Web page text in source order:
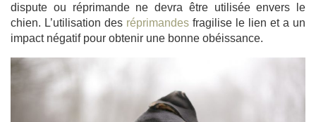
dispute ou réprimande ne devra être utilisée envers le
chien. L’utilisation des réprimandes fragilise le lien et a un
impact négatif pour obtenir une bonne obéissance.